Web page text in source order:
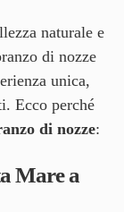
naturale e
di nozze
unica,
Ecco perché
di nozze:
Mare a